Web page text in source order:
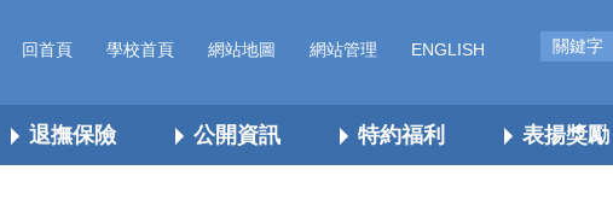
回首頁 學校首頁 網站地圖 網站管理 ENGLISH
退撫保險 公開資訊 特約福利 表揚獎勵